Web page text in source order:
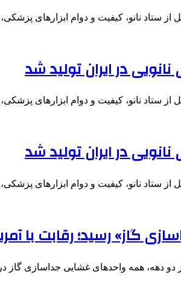
ستاد نانو، کیفیت و دوام ابزارهای
در ایران تولید شد
ستاد نانو، کیفیت و دوام ابزارهای
در ایران تولید شد
ستاد نانو، کیفیت و دوام ابزارهای
گاز» رسید؛ رقابت با
دو دهه، همه واحدهای غشایی جداسازی گاز